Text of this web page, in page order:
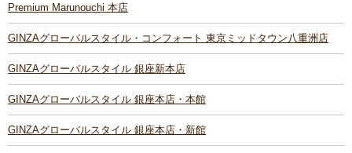
Premium Marunouchi 本店
GINZAグローバルスタイル・コンフォート 東京ミッドタウン八重洲店
GINZAグローバルスタイル 銀座新本店
GINZAグローバルスタイル 銀座本店・本館
GINZAグローバルスタイル 銀座本店・新館